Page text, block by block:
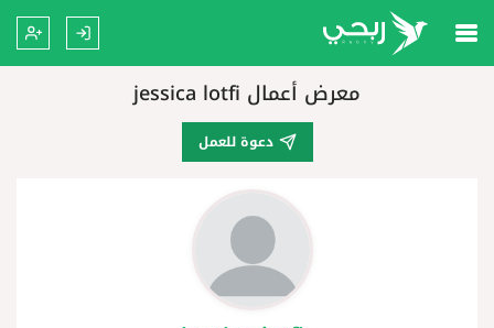
معرض أعمال jessica lotfi
دعوة للعمل